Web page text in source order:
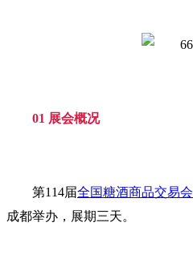
01 展会概况
第114届全国糖酒商品交易会
成都举办，展期三天。